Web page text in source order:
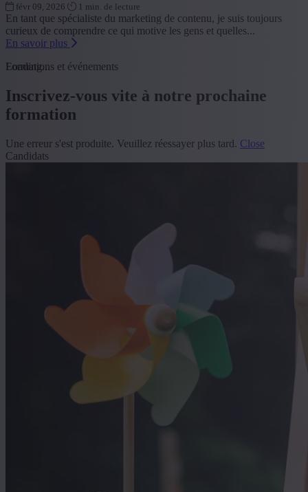
févr 09, 2026 1 min. de lecture
En tant que spécialiste du marketing de contenu, je suis toujours
curieux de comprendre ce qui motive les gens et quelles...
En savoir plus
Loading...
Formations et événements
Inscrivez-vous vite à notre prochaine
formation
Une erreur s'est produite. Veuillez réessayer plus tard. Close
Candidats